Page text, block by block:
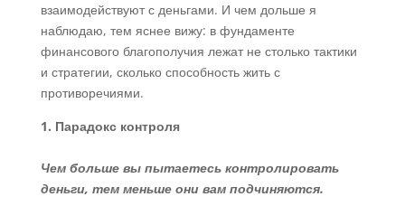
взаимодействуют с деньгами. И чем дольше я
наблюдаю, тем яснее вижу: в фундаменте
финансового благополучия лежат не столько тактики
и стратегии, сколько способность жить с
противоречиями.
1. Парадокс контроля
Чем больше вы пытаетесь контролировать
деньги, тем меньше они вам подчиняются.